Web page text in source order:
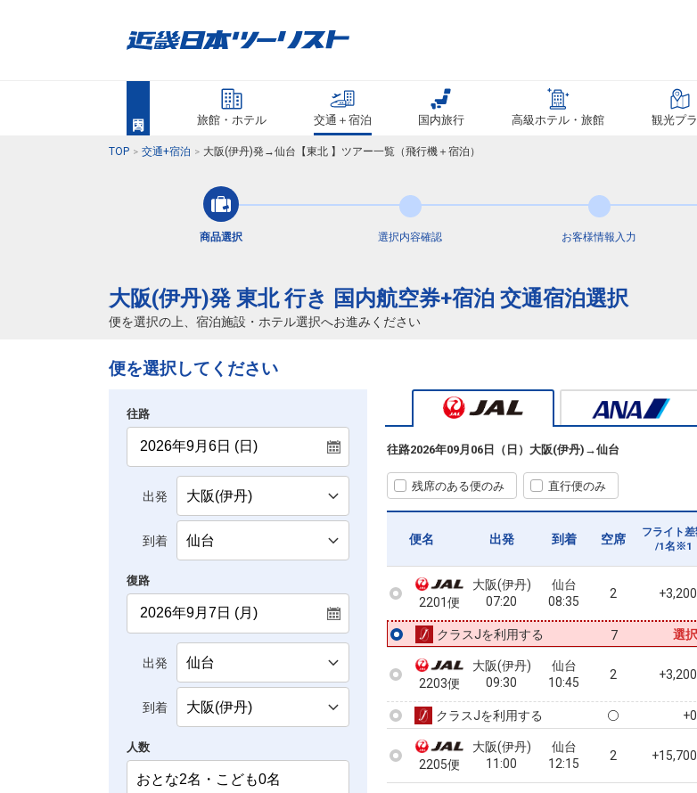
旅館・ホテル 交通＋宿泊 国内旅行 高級ホテル・旅館 観光プ
TOP 交通+宿泊 大阪(伊丹)発→仙台【東北 】ツアー一覧（飛行機＋宿泊）
商品選択 選択内容確認 お客様情報 入力
大阪(伊丹)発 東北 行き 国内航空券+宿泊 交通宿泊選択
便を選択の上、宿泊施設・ホテル選択へお進みください
便を選択してください
往路
出発
到着
復路
出発
到着
人数
往路2026年09月06日（日） 大阪(伊丹) →仙台
残席のある便のみ 直行便のみ
便名 出発 到着 空席
フライト
/1名※1
2201便
大阪(伊丹)
07:20
仙台
08:35
2
クラスJを利用する 7 選
2203便
大阪(伊丹)
09:30
仙台
10:45
2
クラスJを利用する
2205便
大阪(伊丹)
11:00
仙台
12:15
2